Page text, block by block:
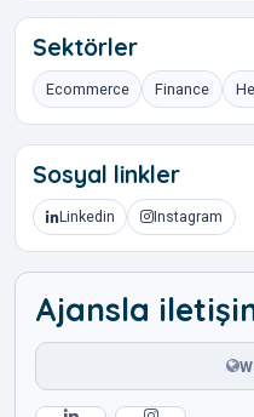
Sektörler
Ecommerce Finance
Sosyal linkler
Linkedin Instagram
Ajansla